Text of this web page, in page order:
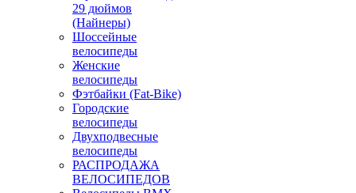
29 дюймов
(Найнеры)
Шоссейные
велосипеды
Женские
велосипеды
Фэтбайки (Fat-Bike)
Городские
велосипеды
Двухподвесные
велосипеды
РАСПРОДАЖА
ВЕЛОСИПЕДОВ